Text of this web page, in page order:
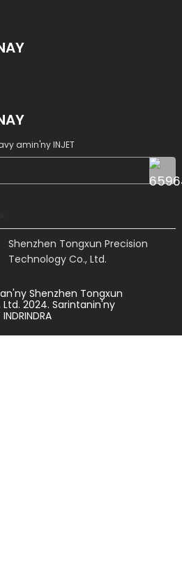
amin'ny INJET
Shenzhen Tongxun Precision
Technology Co., Ltd.
Shenzhen Tongxun
2024. Sarintanin'ny